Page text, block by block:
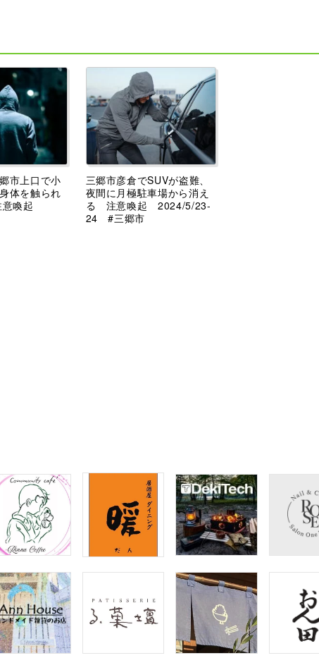
市上口で小
体を触られ
喚起
三郷市彦倉でSUVが盗難、
夜間に月極駐車場から消え
る 注意喚起 2024/5/23-
24 #三郷市